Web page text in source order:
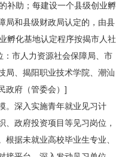
补助；每建设一个县级创业孵
局和县级财政局认定的，由县
孵化基地认定程序按揭市人社
：市人力资源社会保障局、市
局、揭阳职业技术学院、潮汕
政府（管委会）]
深入实施青年就业见习计
、政府投资项目等见习岗位，
据未就业高校毕业生专业、